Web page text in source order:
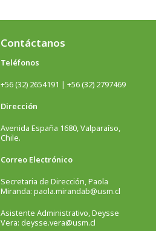
Contáctanos
Teléfonos
+56 (32) 2654191 | +56 (32) 2797469
Dirección
Avenida España 1680, Valparaíso,
Chile.
Correo Electrónico
Secretaria de Dirección, Paola
Miranda: paola.mirandab@usm.cl
Asistente Administrativo, Deysse
Vera: deysse.vera@usm.cl